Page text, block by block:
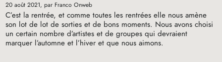
20 août 2021, par Franco Onweb
C’est la rentrée, et comme toutes les rentrées elle nous amène
son lot de lot de sorties et de bons moments. Nous avons choisi
un certain nombre d’artistes et de groupes qui devraient
marquer l’automne et l’hiver et que nous aimons.